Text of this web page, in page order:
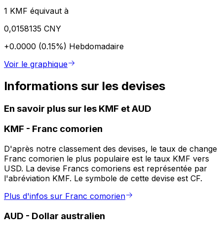
1 KMF équivaut à
0,0158135 CNY
+0.0000 (0.15%) Hebdomadaire
Voir le graphique
Informations sur les devises
En savoir plus sur les KMF et AUD
KMF - Franc comorien
D'après notre classement des devises, le taux de change
Franc comorien le plus populaire est le taux KMF vers
USD. La devise Francs comoriens est représentée par
l'abréviation KMF. Le symbole de cette devise est CF.
Plus d'infos sur Franc comorien
AUD - Dollar australien